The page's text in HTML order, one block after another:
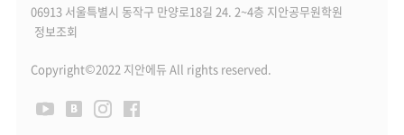
06913 서울특별시 동작구 만양로18길 24. 2~4층 지안공무원학원
정보조회
Copyright©2022 지안에듀 All rights reserved.